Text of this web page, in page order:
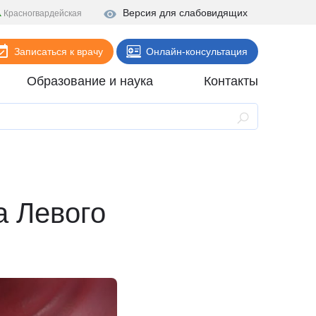
Версия для слабовидящих
Красногвардейская
Записаться к врачу Онлайн-консультация
Реабилитация
Образование и наука Контакты
Левого